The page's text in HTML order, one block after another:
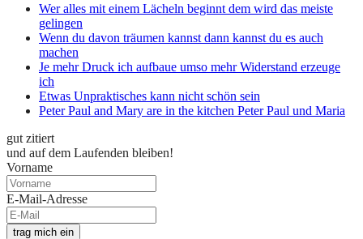
Wer alles mit einem Lächeln beginnt dem wird das meiste
gelingen
Wenn du davon träumen kannst dann kannst du es auch
machen
Je mehr Druck ich aufbaue umso mehr Widerstand erzeuge
ich
Etwas Unpraktisches kann nicht schön sein
Peter Paul and Mary are in the kitchen Peter Paul und Maria
gut zitiert
und auf dem Laufenden bleiben!
Vorname
E-Mail-Adresse
trag mich ein